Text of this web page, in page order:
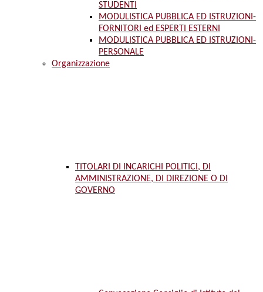
STUDENTI
MODULISTICA PUBBLICA ED ISTRUZIONI-
FORNITORI ed ESPERTI ESTERNI
MODULISTICA PUBBLICA ED ISTRUZIONI-
PERSONALE
Organizzazione
TITOLARI DI INCARICHI POLITICI, DI
AMMINISTRAZIONE, DI DIREZIONE O DI
GOVERNO